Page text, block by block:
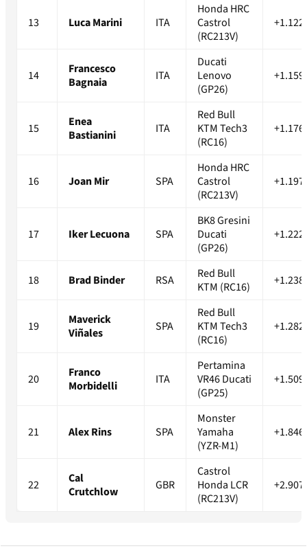
13 Luca Marini ITA
Honda HRC
Castrol
(RC213V)
14
Francesco
Bagnaia
ITA
Ducati
Lenovo
(GP26)
15
Enea
Bastianini
ITA
Red Bull
KTM Tech3
(RC16)
16 Joan Mir SPA
Honda HRC
Castrol
(RC213V)
17 Iker Lecuona SPA
BK8 Gresini
Ducati
(GP26)
18 Brad Binder RSA
Red Bull
KTM (RC16)
19
Maverick
Viñales
SPA
Red Bull
KTM Tech3
(RC16)
20
Franco
Morbidelli
ITA
Pertamina
VR46 Ducati
(GP25)
21 Alex Rins SPA
Monster
Yamaha
(YZR-M1)
22
Cal
Crutchlow
GBR
Castrol
Honda LCR
(RC213V)